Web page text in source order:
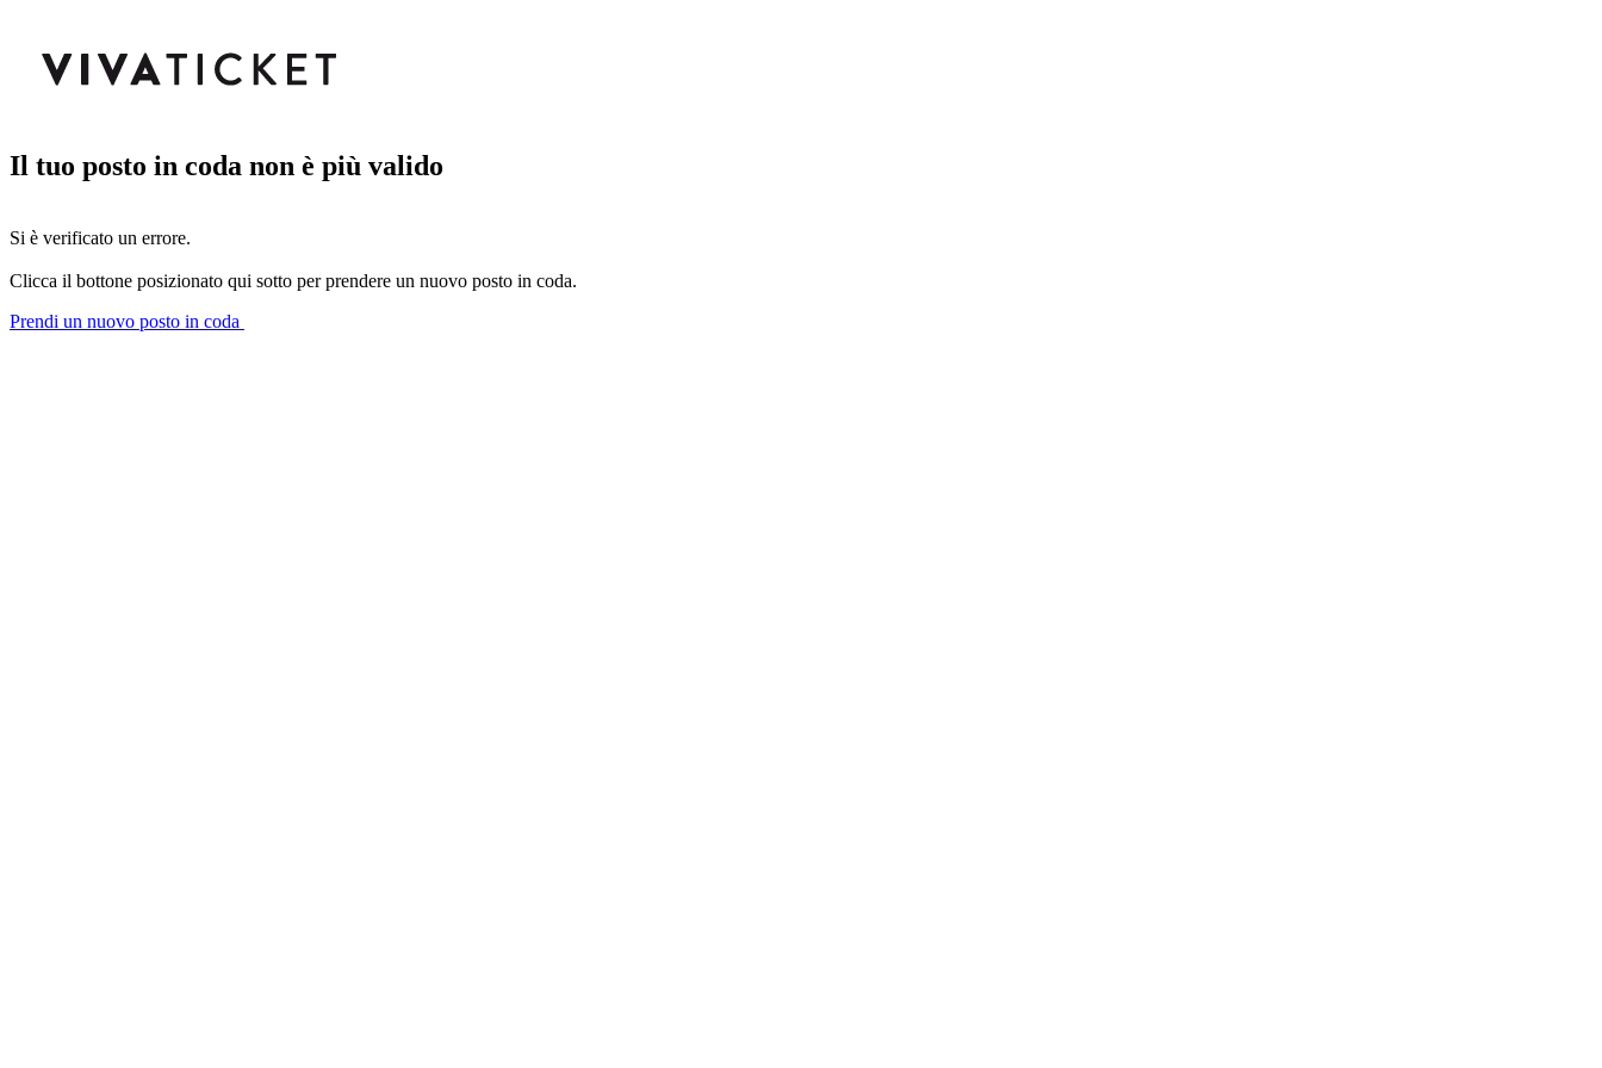
Il tuo posto in coda non è più valido
Si è verificato un errore.
Clicca il bottone posizionato qui sotto per prendere un nuovo posto in coda.
Prendi un nuovo posto in coda